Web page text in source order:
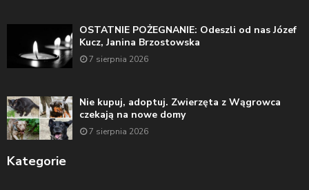
OSTATNIE POŻEGNANIE: Odeszli od nas Józef
Kucz, Janina Brzostowska
7 sierpnia 2026
Nie kupuj, adoptuj. Zwierzęta z Wągrowca
czekają na nowe domy
7 sierpnia 2026
Kategorie